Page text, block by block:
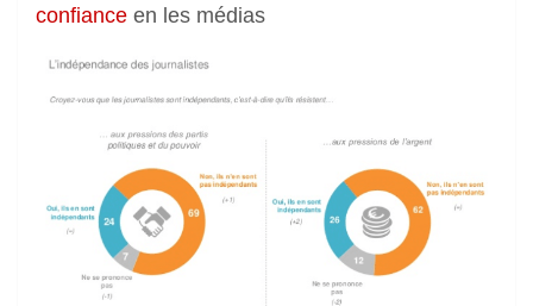
confiance en les médias